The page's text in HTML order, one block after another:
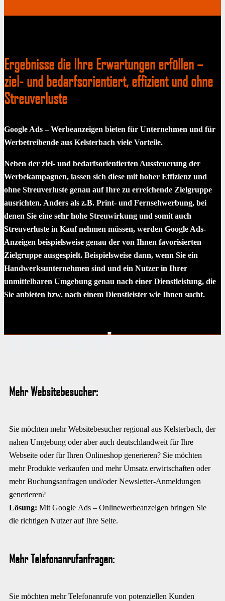
Ergebnisse die Ihre Erwartungen erfüllen –
ziel- und bedarfsorientiert, effizient und ohne
Streuverluste
Google Ads – Werbeanzeigen bieten für Unternehmen und für
Werbetreibende aus Kelsterbach viele Vorteile.
Neben der ziel- und bedarfsorientierten Aussteuerung der
Werbekampagnen, lassen sich diese mit hoher Effizienz und
ohne Streuverluste genau auf Ihre zu erreichende Zielgruppe
ausrichten. Anders als z.B. Print- und Fernsehwerbung, bei
denen Sie eine sehr hohe Streuwirkung und somit auch
Streuverluste in Kauf nehmen müssen, werden Google Ads-
Anzeigen beispielsweise genau der von Ihnen favorisierten
Zielgruppe ausgespielt. Beispielsweise dann, wenn Sie ein
Handwerksunternehmen sind und ein Nutzer in Ihrer
unmittelbaren Umgebung genau nach einer Dienstleistung, die
Sie anbieten bzw. nach einem Dienstleister wie Ihnen sucht.
conversion
Mehr Websitebesucher:
Sie möchten mehr Websitebesucher regional aus Kelsterbach, der
nahen Umgebung oder aber auch deutschlandweit für Ihre
Webseite oder für Ihren Onlineshop generieren? Sie möchten
mehr Produkte verkaufen und mehr Umsatz erwirtschaften oder
mehr Buchungsanfragen und/oder Newsletter-Anmeldungen
generieren?
Lösung: Mit Google Ads – Onlinewerbeanzeigen bringen Sie
die richtigen Nutzer auf Ihre Seite.
Mehr Telefonanrufanfragen:
Sie möchten mehr Telefonanrufe von potenziellen Kunden